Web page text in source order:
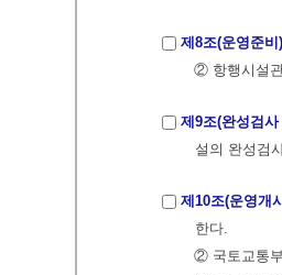
제8조(운영준비)
② 항행시설
제9조(완성검
설의 완성검
제10조(운영개
한다.
② 국토교통